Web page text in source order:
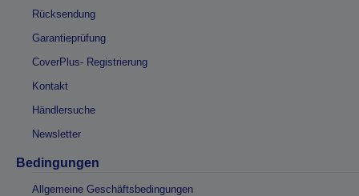
Rücksendung
Garantieprüfung
CoverPlus- Registrierung
Kontakt
Händlersuche
Newsletter
Bedingungen
Allgemeine Geschäftsbedingungen